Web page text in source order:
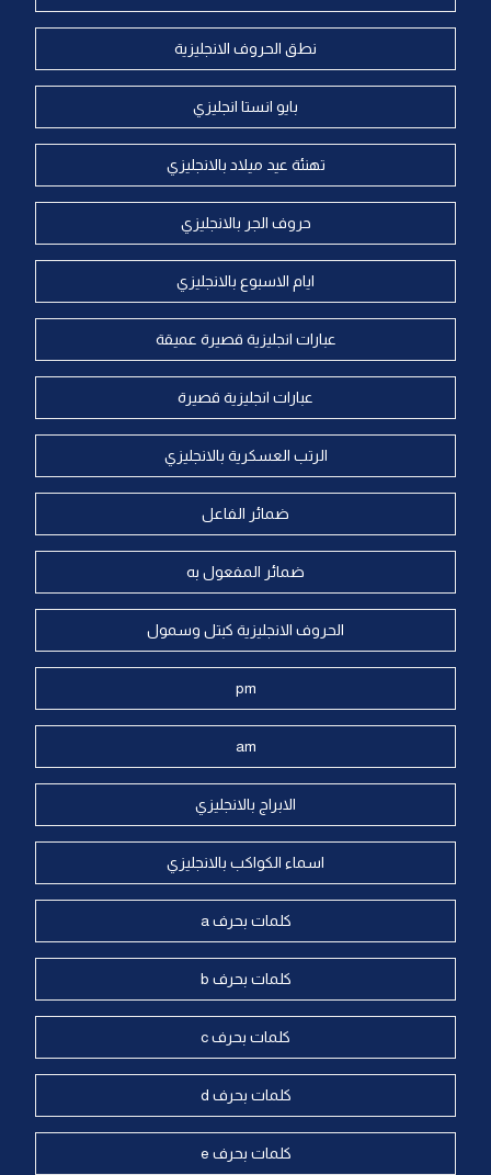
نطق الحروف الانجليزية
بايو انستا انجليزي
تهنئة عيد ميلاد بالانجليزي
حروف الجر بالانجليزي
ايام الاسبوع بالانجليزي
عبارات انجليزية قصيرة عميقة
عبارات انجليزية قصيرة
الرتب العسكرية بالانجليزي
ضمائر الفاعل
ضمائر المفعول به
الحروف الانجليزية كبتل وسمول
pm
am
الابراج بالانجليزي
اسماء الكواكب بالانجليزي
كلمات بحرف a
كلمات بحرف b
كلمات بحرف c
كلمات بحرف d
كلمات بحرف e